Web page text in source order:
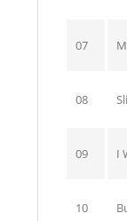
07
08
09 I
10